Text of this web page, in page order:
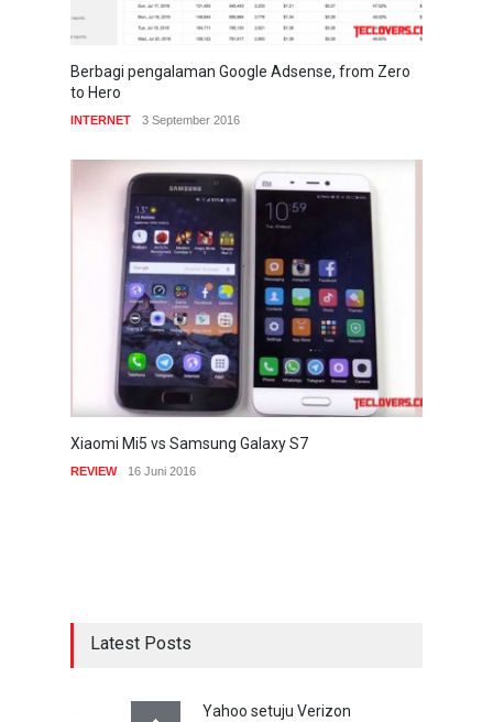
Berbagi pengalaman Google Adsense, from Zero
to Hero
INTERNET 3 September 2016
Xiaomi Mi5 vs Samsung Galaxy S7
REVIEW 16 Juni 2016
Latest Posts
Yahoo setuju Verizon